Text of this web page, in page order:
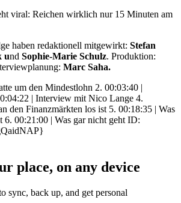
viral: Reichen wirklich nur 15 Minuten am
haben redaktionell mitgewirkt: Stefan
und Sophie-Marie Schulz. Produktion:
Marc Saha.
um den Mindestlohn 2. 00:03:40 |
| Interview mit Nico Lange 4.
den Finanzmärkten los ist 5. 00:18:35 | Was
6. 00:21:00 | Was gar nicht geht ID:
place, on any device
sync, back up, and get personal